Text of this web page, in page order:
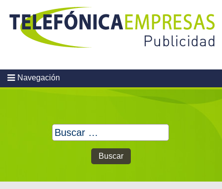
content
Navegación
Buscar: